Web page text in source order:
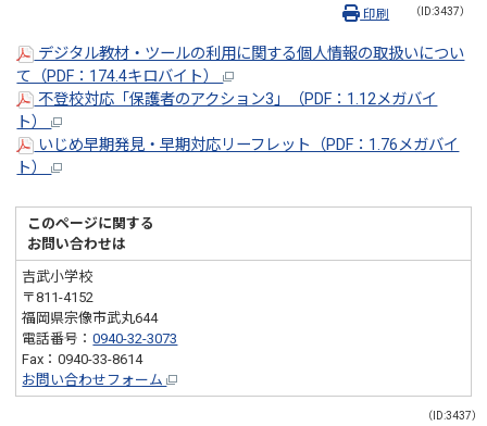
（ID:3437）
印刷
デジタル教材・ツールの利用に関する個人情報の取扱いについ
て（PDF：174.4キロバイト）
不登校対応「保護者のアクション3」（PDF：1.12メガバイ
ト）
いじめ早期発見・早期対応リーフレット（PDF：1.76メガバイ
ト）
このページに関する
お問い合わせは
吉武小学校
〒811-4152
福岡県宗像市武丸644
電話番号：0940-32-3073
Fax：0940-33-8614
お問い合わせフォーム
（ID:3437）